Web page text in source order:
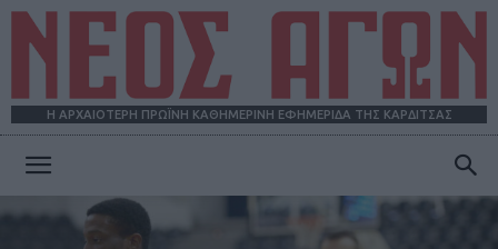
Η ΑΡΧΑΙΟΤΕΡΗ ΠΡΩΪΝΗ ΚΑΘΗΜΕΡΙΝΗ ΕΦΗΜΕΡΙΔΑ ΤΗΣ ΚΑΡΔΙΤΣΑΣ